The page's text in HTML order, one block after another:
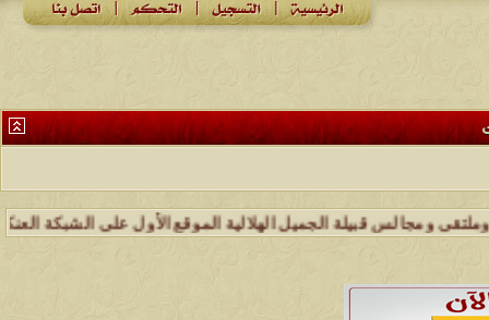
قبيلة الجميل الهلالية الموقع الأول على الشبكة العنكبوتية الذي